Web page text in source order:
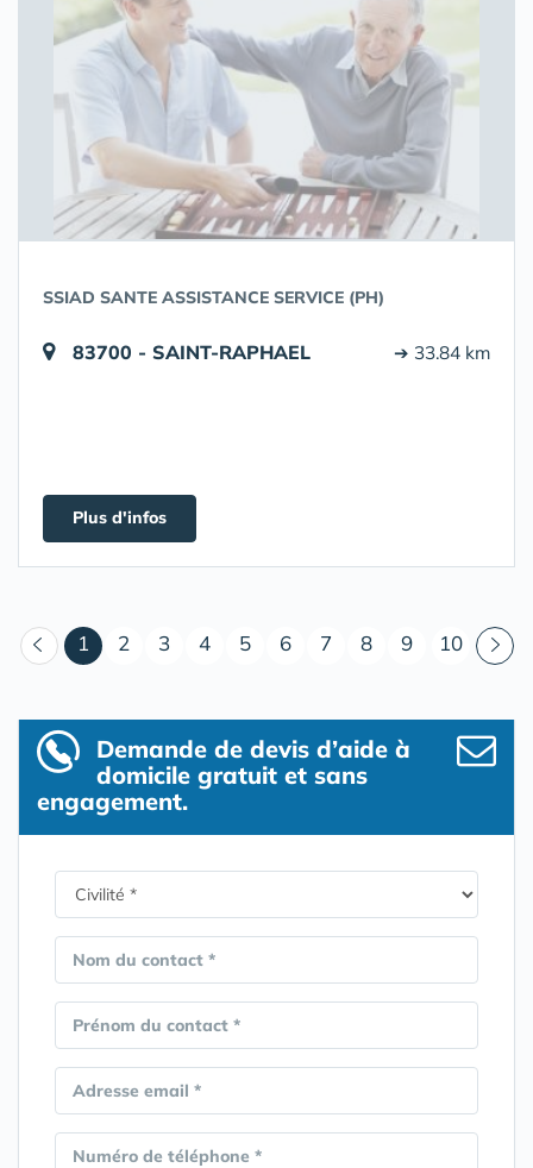
SSIAD SANTE ASSISTANCE SERVICE (PH)
83700 - SAINT-RAPHAEL ➔ 33.84 km
Plus d'infos
1 (courant)
2 3 4 5 6 7 8 9 10
Demande de devis d’aide à
domicile gratuit et sans
engagement.
Nom du contact *
Prénom du contact *
Adresse email *
Numéro de téléphone *